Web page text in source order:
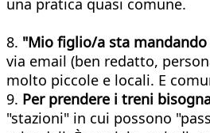
una pratica quasi comune.
8. "Mio figlio/a sta
via email (ben redatto,
molto piccole e locali. E
9. Per prendere i treni
"stazioni" in cui possono